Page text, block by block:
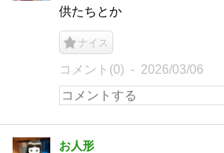
供たちとか
ナイス
コメント(0) 2026/03/06
お人形